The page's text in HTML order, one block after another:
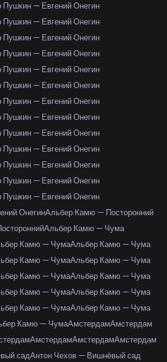
Пушкин — Евгений Онегин
Пушкин — Евгений Онегин
Пушкин — Евгений Онегин
Пушкин — Евгений Онегин
Пушкин — Евгений Онегин
Пушкин — Евгений Онегин
Пушкин — Евгений Онегин
Пушкин — Евгений Онегин
Пушкин — Евгений Онегин
Пушкин — Евгений Онегин
Пушкин — Евгений Онегин
Пушкин — Евгений Онегин
Пушкин — Евгений Онегин
ОнегинАльбер Камю — Посторонний
Альбер Камю — Чума
Камю — ЧумаАльбер Камю — Чума
Камю — ЧумаАльбер Камю — Чума
Камю — ЧумаАльбер Камю — Чума
Камю — ЧумаАльбер Камю — Чума
Камю — ЧумаАльбер Камю — Чума
Камю — ЧумаАмстердамАмстердам
АмстердамАмстердамАмстердам
садАнтон Чехов — Вишнёвый сад